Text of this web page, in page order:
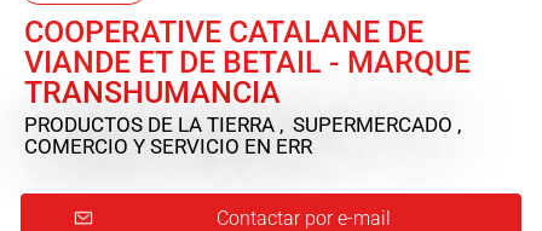
COOPERATIVE CATALANE DE
VIANDE ET DE BETAIL - MARQUE
TRANSHUMANCIA
PRODUCTOS DE LA TIERRA , SUPERMERCADO ,
COMERCIO Y SERVICIO EN ERR
Contactar por e-mail